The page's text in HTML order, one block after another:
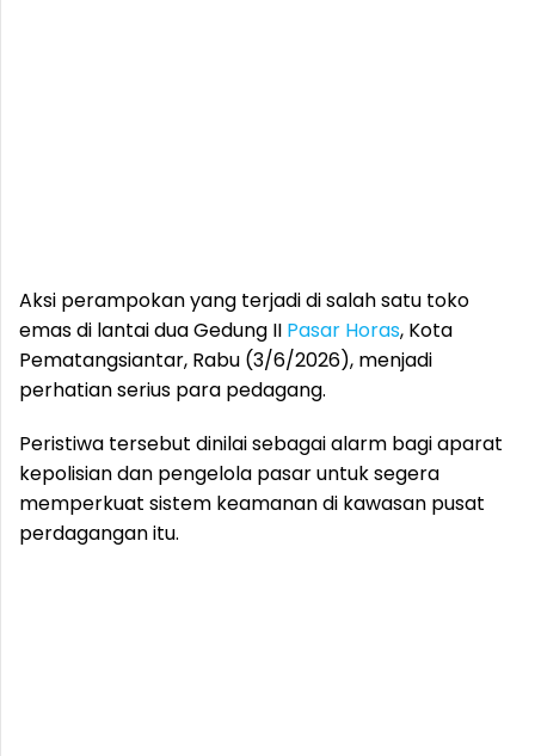
Aksi perampokan yang terjadi di salah satu toko
emas di lantai dua Gedung II Pasar Horas, Kota
Pematangsiantar, Rabu (3/6/2026), menjadi
perhatian serius para pedagang.
Peristiwa tersebut dinilai sebagai alarm bagi aparat
kepolisian dan pengelola pasar untuk segera
memperkuat sistem keamanan di kawasan pusat
perdagangan itu.